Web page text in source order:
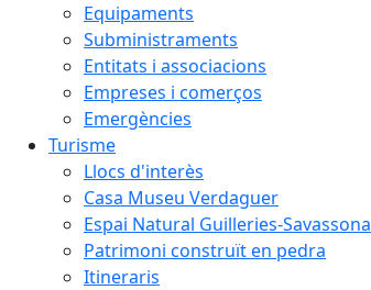
Equipaments
Subministraments
Entitats i associacions
Empreses i comerços
Emergències
Turisme
Llocs d'interès
Casa Museu Verdaguer
Espai Natural Guilleries-Savassona
Patrimoni construït en pedra
Itineraris